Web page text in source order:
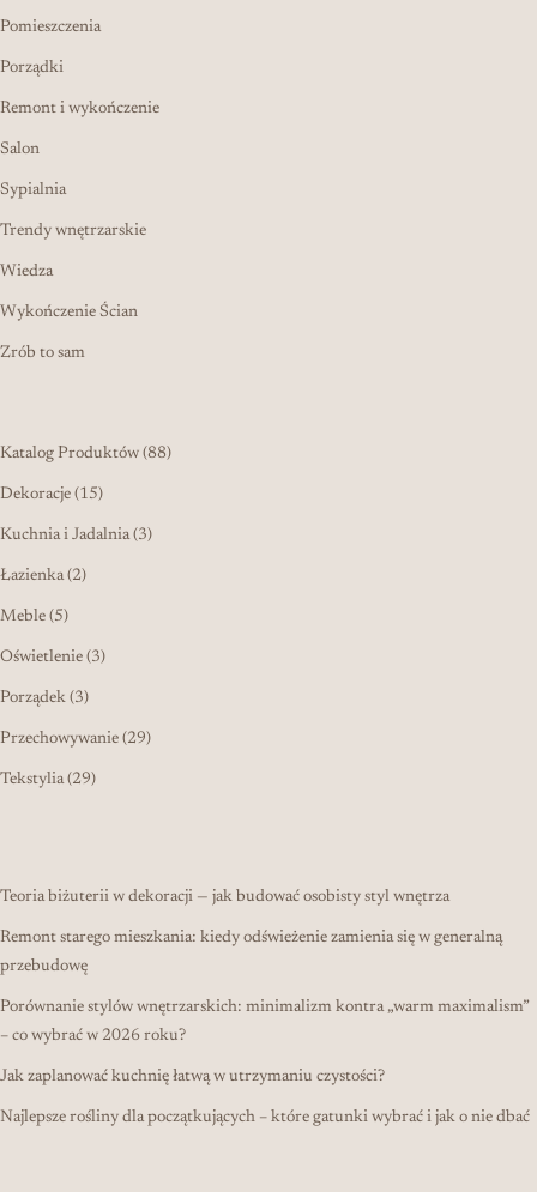
Pomieszczenia
Porządki
Remont i wykończenie
Salon
Sypialnia
Trendy wnętrzarskie
Wiedza
Wykończenie Ścian
Zrób to sam
Katalog Produktów 8888 produktów
Dekoracje 1515 produktów
Kuchnia i Jadalnia 33 produkty
Łazienka 22 produkty
Meble 55 produktów
Oświetlenie 33 produkty
Porządek 33 produkty
Przechowywanie 2929 produktów
Tekstylia 2929 produktów
Teoria biżuterii w dekoracji — jak budować osobisty styl wnętrza
Remont starego mieszkania: kiedy odświeżenie zamienia się w generalną
przebudowę
Porównanie stylów wnętrzarskich: minimalizm kontra „warm maximalism”
– co wybrać w 2026 roku?
Jak zaplanować kuchnię łatwą w utrzymaniu czystości?
Najlepsze rośliny dla początkujących – które gatunki wybrać i jak o nie dbać